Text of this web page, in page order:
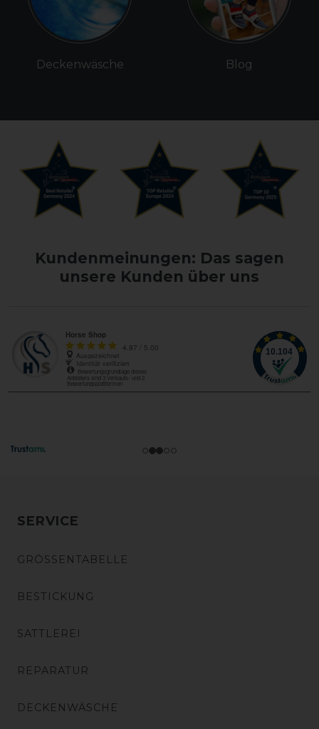
Deckenwäsche Blog
Kundenmeinungen: Das sagen
unsere Kunden über uns
SERVICE
GRÖSSENTABELLE
BESTICKUNG
SATTLEREI
REPARATUR
DECKENWÄSCHE